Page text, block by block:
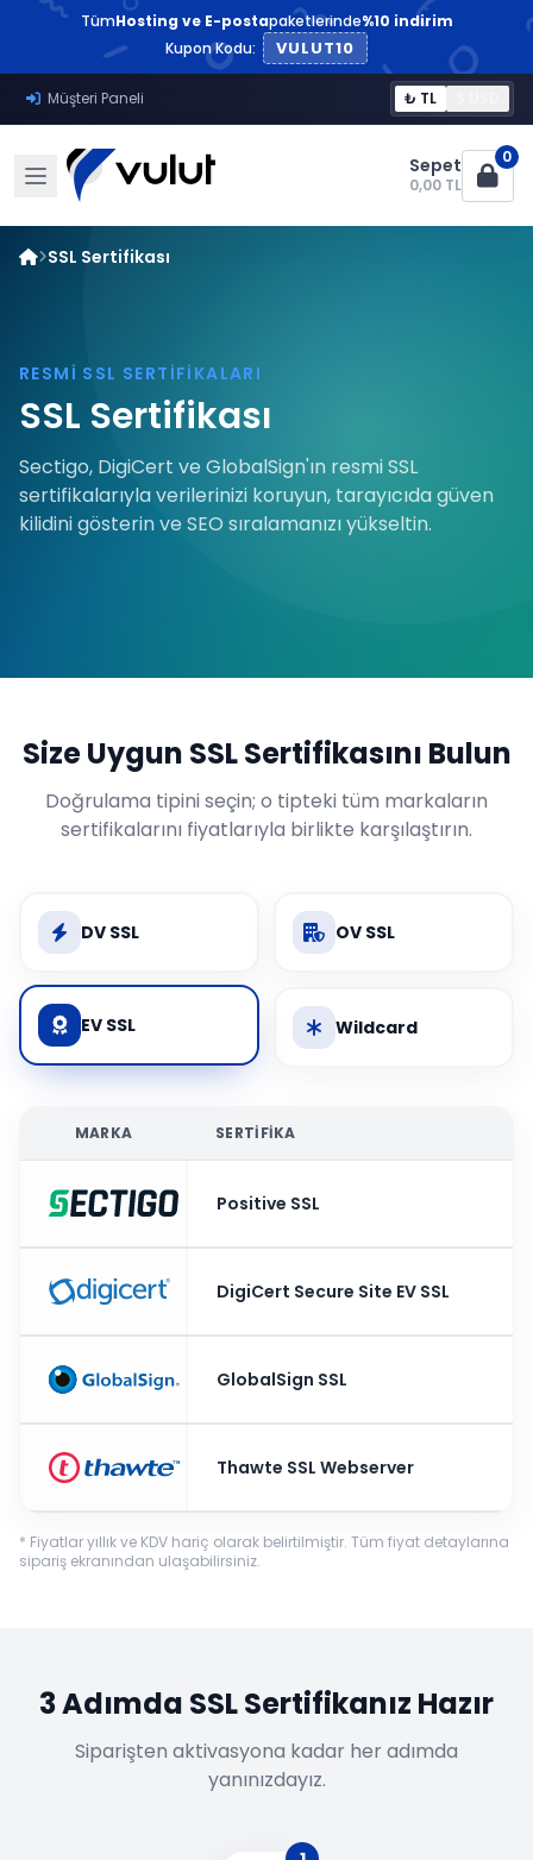
TümHosting ve E-postapaketlerinde%10 indirim
Kupon Kodu:
VULUT10
Müşteri Paneli ₺ TL
Sepet
0,00 TL
0
SSL Sertifikası
RESMI SSL SERTIFIKALARI
SSL Sertifikası
Sectigo, DigiCert ve GlobalSign'ın resmi SSL
sertifikalarıyla verilerinizi koruyun, tarayıcıda güven
kilidini gösterin ve SEO sıralamanızı yükseltin.
Size Uygun SSL Sertifikasını Bulun
Doğrulama tipini seçin; o tipteki tüm markaların
sertifikalarını fiyatlarıyla birlikte karşılaştırın.
DV SSL OV SSL
EV SSL Wildcard
MARKA SERTIFIKA
Positive SSL
DigiCert Secure Site EV SSL
GlobalSign SSL
Thawte SSL Webserver
* Fiyatlar yıllık ve KDV hariç olarak belirtilmiştir. Tüm fiyat detaylarına
sipariş ekranından ulaşabilirsiniz.
3 Adımda SSL Sertifikanız Hazır
Siparişten aktivasyona kadar her adımda
yanınızdayız.